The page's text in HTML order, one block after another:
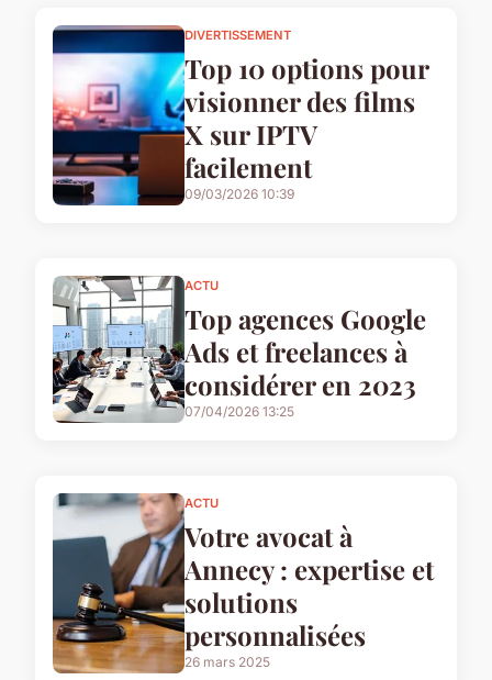
DIVERTISSEMENT
Top 10 options pour
visionner des films
X sur IPTV
facilement
09/03/2026 10:39
ACTU
Top agences Google
Ads et freelances à
considérer en 2023
07/04/2026 13:25
ACTU
Votre avocat à
Annecy : expertise et
solutions
personnalisées
26 mars 2025